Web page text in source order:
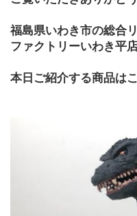
福島県いわき市の総合
ファクトリーいわき平
本日ご紹介する商品は